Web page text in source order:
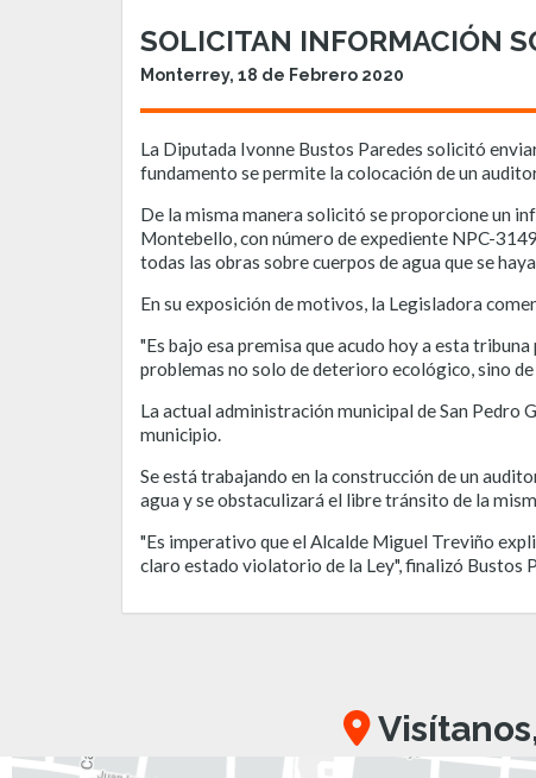
SOLICITAN INFORMACIÓN
Monterrey, 18 de Febrero 2020
La Diputada Ivonne Bustos Paredes solicitó
fundamento se permite la colocación de un
De la misma manera solicitó se proporcione un
Montebello, con número de expediente NPC-
todas las obras sobre cuerpos de agua que se
En su exposición de motivos, la Legisladora
"Es bajo esa premisa que acudo hoy a esta
problemas no solo de deterioro ecológico, sino
La actual administración municipal de San Pedro
municipio.
Se está trabajando en la construcción de un
agua y se obstaculizará el libre tránsito de la
"Es imperativo que el Alcalde Miguel Treviño
claro estado violatorio de la Ley", finalizó Bustos